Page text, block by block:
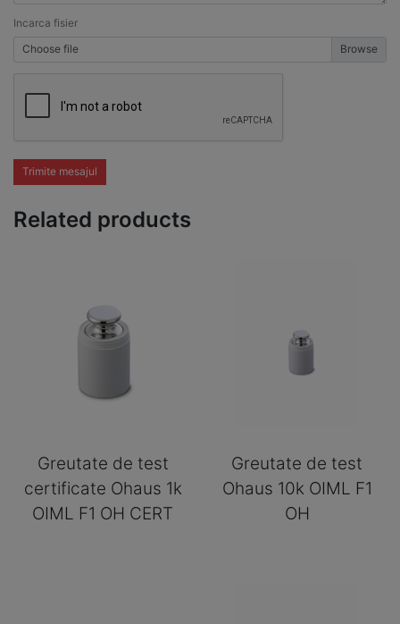
Incarca fisier
Choose file
Trimite mesajul
Related products
Greutate de test
certificate Ohaus 1k
OIML F1 OH CERT
Greutate de test
Ohaus 10k OIML F1
OH